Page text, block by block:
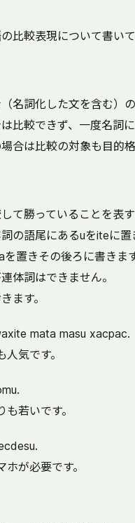
比較表現について書いて
名詞化した文を含む）の
比較できず、一度名詞に
合は比較の対象も目的
て勝っていることを表
の語尾にあるuをiteに置
置きその後ろに書きま
体詞はできません。
ます。
mata masu xacpac.
気です。
若いです。
が必要です。